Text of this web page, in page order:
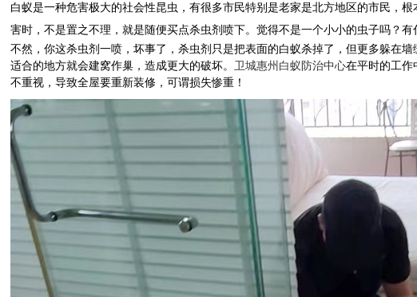
白蚁是一种危害极大的社会性昆虫，有很多市民特别是老家是北方地区的市民，
害时，不是置之不理，就是随便买点杀虫剂喷下。觉得不是一个小小的虫子吗？有
不然，你这杀虫剂一喷，坏事了，杀虫剂只是把表面的白蚁杀掉了，但更多躲在
适合的地方就会建窝作巢，造成更大的破坏。 卫城惠州白蚁防治中心在平时的工作
不重视，导致全屋要重新装修，可谓损失惨重！